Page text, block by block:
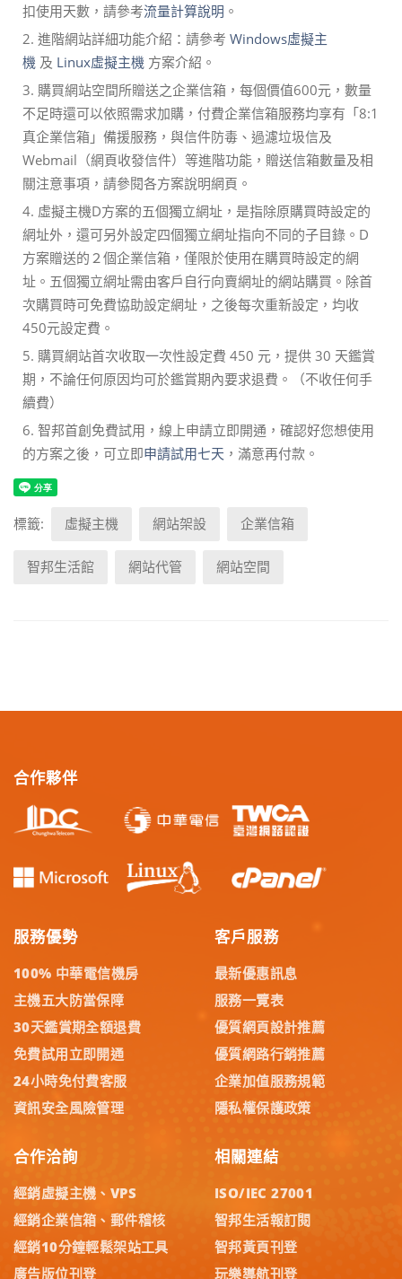
扣使用天數，請參考流量計算說明 。
2. 進階網站詳細功能介紹：請參考 Windows虛擬主
機 及 Linux虛擬主機 方案介紹。
3. 購買網站空間所贈送之企業信箱，每個價值600元，數量
不足時還可以依照需求加購，付費企業信箱服務均享有「8:1
真企業信箱」備援服務，與信件防毒、過濾垃圾信及
Webmail（網頁收發信件）等進階功能，贈送信箱數量及相
關注意事項，請參閱各方案說明網頁。
4. 虛擬主機D方案的五個獨立網址，是指除原購買時設定的
網址外，還可另外設定四個獨立網址指向不同的子目錄。D
方案贈送的２個企業信箱，僅限於使用在購買時設定的網
址。五個獨立網址需由客戶自行向賣網址的網站購買。除首
次購買時可免費協助設定網址，之後每次重新設定，均收
450元設定費。
5. 購買網站首次收取一次性設定費 450 元，提供 30 天鑑賞
期，不論任何原因均可於鑑賞期內要求退費。（不收任何手
續費）
6. 智邦首創免費試用，線上申請立即開通，確認好您想使用
的方案之後，可立即申請試用七天 ，滿意再付款。
標籤: 虛擬主機 網站架設 企業信箱
智邦生活館 網站代管 網站空間
合作夥伴
服務優勢
100% 中華電信機房
主機五大防當保障
30天鑑賞期全額退費
免費試用立即開通
24小時免付費客服
資訊安全風險管理
客戶服務
最新優惠訊息
服務一覽表
優質網頁設計推薦
優質網路行銷推薦
企業加值服務規範
隱私權保護政策
合作洽詢
經銷虛擬主機、VPS
經銷企業信箱、郵件稽核
經銷10分鐘輕鬆架站工具
廣告版位刊登
相關連結
ISO/IEC 27001
智邦生活報訂閱
智邦黃頁刊登
玩樂導航刊登